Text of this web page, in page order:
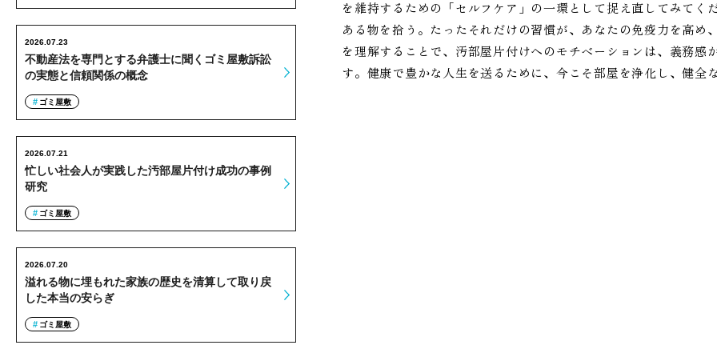
を維持するための「セルフケア」の一環として捉え直してみてく
ある物を拾う。たったそれだけの習慣が、あなたの免疫力を高
を理解することで、汚部屋片付けへのモチベーションは、義務
す。健康で豊かな人生を送るために、今こそ部屋を浄化し、健全
不動産法を専門とする弁護士に聞くゴミ屋敷訴訟
の実態と信頼関係の概念
2026.07.23
ゴミ屋敷
忙しい社会人が実践した汚部屋片付け成功の事例
研究
2026.07.21
ゴミ屋敷
溢れる物に埋もれた家族の歴史を清算して取り戻
した本当の安らぎ
2026.07.20
ゴミ屋敷